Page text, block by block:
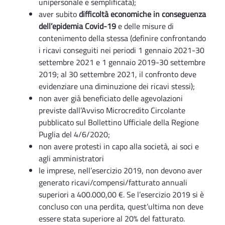
aver subitodifficoltà economiche in conseguenza
dell’epidemia Covid-19e delle misure di
contenimento della stessa (definire confrontando
i ricavi conseguiti nei periodi 1 gennaio 2021-30
settembre 2021 e 1 gennaio 2019-30 settembre
2019; al 30 settembre 2021, il confronto deve
evidenziare una diminuzione dei ricavi stessi);
non aver già beneficiato delle agevolazioni
previste dall’Avviso Microcredito Circolante
pubblicato sul Bollettino Ufficiale della Regione
Puglia del 4/6/2020;
non avere protesti in capo alla società, ai soci e
agli amministratori
le imprese, nell’esercizio 2019, non devono aver
generato ricavi/compensi/fatturato annuali
superiori a 400.000,00 €. Se l’esercizio 2019 si è
concluso con una perdita, quest’ultima non deve
essere stata superiore al 20% del fatturato.